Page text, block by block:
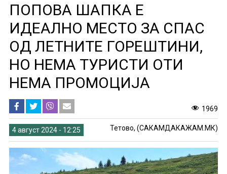
ПОПОВА ШАПКА Е
ИДЕАЛНО МЕСТО ЗА СПАС
ОД ЛЕТНИТЕ ГОРЕШТИНИ,
НО НЕМА ТУРИСТИ ОТИ
НЕМА ПРОМОЦИЈА
1969
4 август 2024 - 12:25 Тетово, (САКАМДАКАЖАМ.МК)